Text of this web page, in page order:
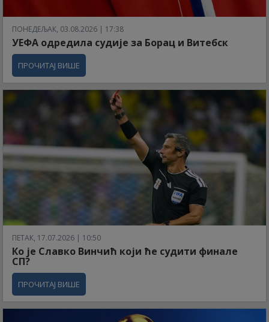
ПОНЕДЕЉАК, 03.08.2026 | 17:38
УЕФА одредила судије за Борац и Витебск
ПРОЧИТАЈ ВИШЕ
ПЕТАК, 17.07.2026 | 10:50
Ко је Славко Винчић који ће судити финале
СП?
ПРОЧИТАЈ ВИШЕ